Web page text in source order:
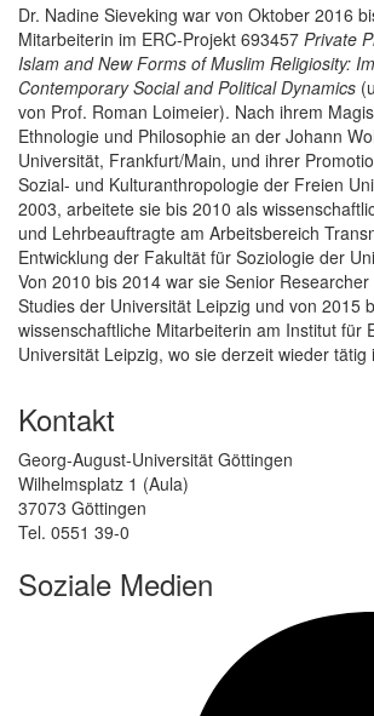
Dr. Nadine Sieveking war von Oktober 2016
Mitarbeiterin im ERC-Projekt 693457 Private
Islam and New Forms of Muslim Religiosity:
Contemporary Social and Political Dynamics
von Prof. Roman Loimeier). Nach ihrem
Ethnologie und Philosophie an der Johann
Universität, Frankfurt/Main, und ihrer
Sozial- und Kulturanthropologie der Freien
2003, arbeitete sie bis 2010 als
und Lehrbeauftragte am Arbeitsbereich
Entwicklung der Fakultät für Soziologie der
Von 2010 bis 2014 war sie Senior
Studies der Universität Leipzig und von 2015
wissenschaftliche Mitarbeiterin am Institut für
Universität Leipzig, wo sie derzeit wieder tätig
Kontakt
Georg-August-Universität Göttingen
Wilhelmsplatz 1 (Aula)
37073 Göttingen
Tel. 0551 39-0
Soziale Medien